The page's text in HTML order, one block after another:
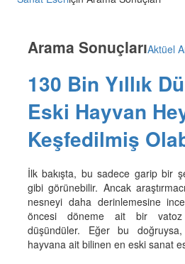
Arama SonuçlarıAktüel
130 Bin Yıllık
Eski Hayvan
Keşfedilmiş
İlk bakışta, bu sadece garip bir
gibi görünebilir. Ancak
nesneyi daha derinlemesine
öncesi döneme ait bir vatoz
düşündüler. Eğer bu
hayvana ait bilinen en eski sanat